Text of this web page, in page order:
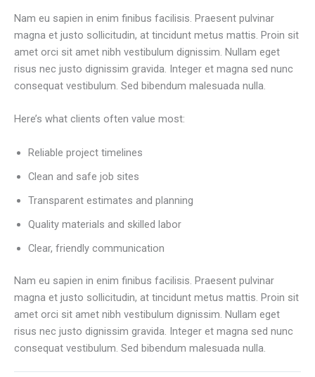
Nam eu sapien in enim finibus facilisis. Praesent pulvinar
magna et justo sollicitudin, at tincidunt metus mattis. Proin sit
amet orci sit amet nibh vestibulum dignissim. Nullam eget
risus nec justo dignissim gravida. Integer et magna sed nunc
consequat vestibulum. Sed bibendum malesuada nulla.
Here’s what clients often value most:
Reliable project timelines
Clean and safe job sites
Transparent estimates and planning
Quality materials and skilled labor
Clear, friendly communication
Nam eu sapien in enim finibus facilisis. Praesent pulvinar
magna et justo sollicitudin, at tincidunt metus mattis. Proin sit
amet orci sit amet nibh vestibulum dignissim. Nullam eget
risus nec justo dignissim gravida. Integer et magna sed nunc
consequat vestibulum. Sed bibendum malesuada nulla.